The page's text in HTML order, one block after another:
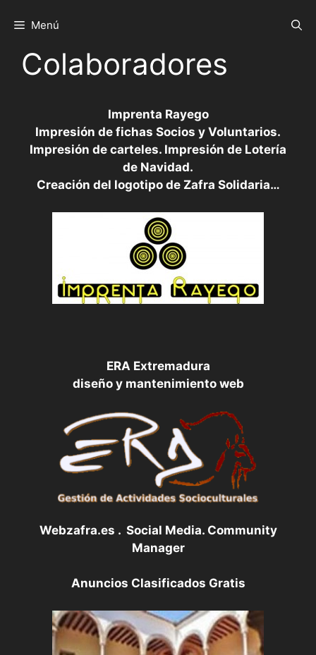
Menú
Colaboradores
Imprenta Rayego
Impresión de fichas Socios y Voluntarios.
Impresión de carteles. Impresión de Lotería
de Navidad.
Creación del logotipo de Zafra Solidaria…
ERA Extremadura
diseño y mantenimiento web
Webzafra.es . Social Media. Community
Manager
Anuncios Clasificados Gratis